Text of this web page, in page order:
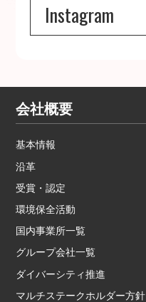
Instagram
会社概要
基本情報
沿革
受賞・認定
環境保全活動
国内事業所一覧
グループ会社一覧
ダイバーシティ推進
マルチステークホルダー方針